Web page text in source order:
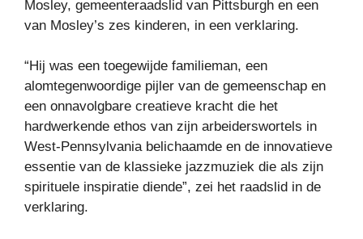
Mosley, gemeenteraadslid van Pittsburgh en een
van Mosley’s zes kinderen, in een verklaring.
“Hij was een toegewijde familieman, een
alomtegenwoordige pijler van de gemeenschap en
een onnavolgbare creatieve kracht die het
hardwerkende ethos van zijn arbeiderswortels in
West-Pennsylvania belichaamde en de innovatieve
essentie van de klassieke jazzmuziek die als zijn
spirituele inspiratie diende”, zei het raadslid in de
verklaring.